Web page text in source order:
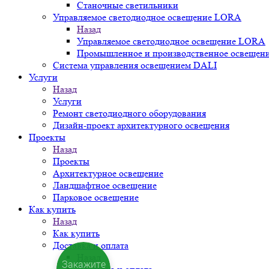
Станочные светильники
Управляемое светодиодное освещение LORA
Назад
Управляемое светодиодное освещение LORA
Промышленное и производственное
Система управления освещением DALI
Услуги
Назад
Услуги
Ремонт светодиодного оборудования
Дизайн-проект архитектурного освещения
Проекты
Назад
Проекты
Архитектурное освещение
Ландшафтное освещение
Парковое освещение
Как купить
Назад
Как купить
Доставка и оплата
Закажите